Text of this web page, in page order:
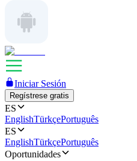
Iniciar Sesión
Regístrese gratis
ES
EnglishTürkçePortuguês
ES
EnglishTürkçePortuguês
Oportunidades